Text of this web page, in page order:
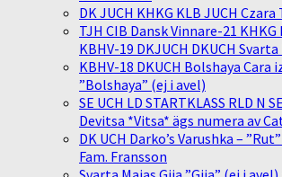
DK JUCH KHKG KLB JUCH Czara
TJH CIB Dansk Vinnare-21
KBHV-19 DKJUCH DKUCH Svarta
KBHV-18 DKUCH Bolshaya Cara
”Bolshaya” (ej i avel)
SE UCH LD STARTKLASS RLD N
Devitsa *Vitsa* ägs numera av
DK UCH Darko’s Varushka –
Fam. Fransson